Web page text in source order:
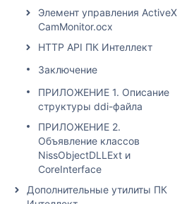
Элемент управления ActiveX
CamMonitor.ocx
HTTP API ПК Интеллект
Зaключeниe
ПРИЛОЖЕНИЕ 1. Описание
структуры ddi-файла
ПРИЛОЖЕНИЕ 2.
Объявление классов
NissObjectDLLExt и
CoreInterface
Дополнительные утилиты ПК